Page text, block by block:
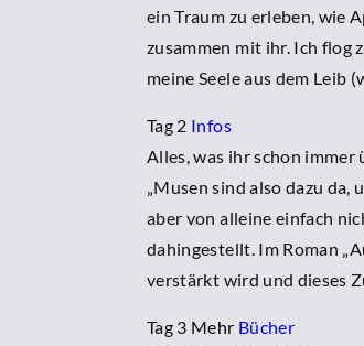
ein Traum zu erleben, wie
zusammen mit ihr. Ich flog
meine Seele aus dem Leib
Tag 2 Infos
Alles, was ihr schon
„Musen sind also dazu da,
aber von alleine einfach
dahingestellt. Im Roman
verstärkt wird und dieses
Tag 3 Mehr Bücher